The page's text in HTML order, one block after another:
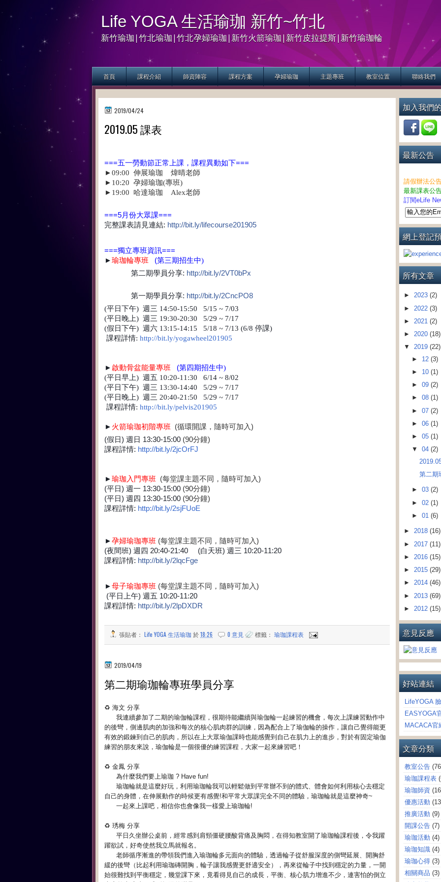
Life YOGA 生活瑜珈 新竹~竹北
新竹瑜珈|竹北瑜珈|竹北孕婦瑜珈|新竹火箭瑜珈|新竹皮拉提斯|新竹瑜珈輪
首頁 課程介紹 師資陣容 課程方案 孕婦瑜珈 主題專班 教室位置 聯絡我們
2019/04/24
2019.05 課表
===五一勞動節正常上課，課程異動如下===
►09:00 伸展瑜珈 煒晴老師
►10:20 孕婦瑜珈(專班)
►19:00 哈達瑜珈 Alex老師
===5月份大眾課===
完整課表請見連結: http://bit.ly/lifecourse201905
===獨立專班資訊===
►瑜珈輪專班 (第三期招生中)
第二期學員分享: http://bit.ly/2VT0bPx
第一期學員分享: http://bit.ly/2CncPO8
(平日下午) 週 三 14:50-15:50 5/15 ~ 7/03
(平日晚上) 週 三 19:30-20:30 5/29 ~ 7/17
(假日下午) 週六 13:15-14:15 5/18 ~ 7/13 (6/8 停課)
課程詳情: http://bit.ly/yogawheel201905
► 啟動骨盆能量專班 (第四期招生中)
(平日早上) 週五 10:20-11:30 6/14 ~ 8/02
(平日下午) 週 三 13:30-14:40 5/29 ~ 7/17
(平日晚上) 週 三 20:40-21:50 5/29 ~ 7/17
課程詳情: http://bit.ly/pelvis201905
► 火箭瑜珈初階專班 (循環開課，隨時可加入)
(假日) 週日 13:30-15:00 (90分鐘)
課程詳情: http://bit.ly/2jcOrFJ
►瑜珈入門專班 (每堂課主題不同 ，隨時可加入)
(平日) 週一 13:30-15:00 (90分鐘)
(平日) 週四 13:30-15:00 (90分鐘)
課程詳情: http://bit.ly/2sjFUoE
►孕婦瑜珈專班 (每堂課主題不同，隨時可加入)
(夜間班) 週四 20:40-21:40 (白天班) 週三 10:20-11:20
課程詳情: http://bit.ly/2lqcFge
►母子瑜珈專班 (每堂課主題不同，隨時可加入)
(平日上午) 週五 10:20-11:20
課程詳情: http://bit.ly/2lpDXDR
張貼者： Life YOGA 生活瑜珈 於18:26 0 意見 標籤：瑜珈課程表
2019/04/19
第二期瑜珈輪專班學員分享
♻️ 海文 分享
我連續參加了二期的瑜伽輪課程 ， 很期待能繼續與瑜伽輪一起練習的機會 ， 每次上課練習動作中
的後彎 ， 側邊肌肉的加強和每次的核心肌肉群的訓練 ， 因為配合上了瑜伽輪的操作 ， 讓自己覺得能更
有效的鍛鍊到自己的肌肉 ， 所以在上大眾瑜伽課時也能感覺到自己在肌力上的進步 ， 對於有固定瑜伽
練習的朋友來說 ， 瑜伽輪是一個很優的練習課程 ， 大家一起來練習吧！
♻️ 金鳳 分享
為什麼我們要上瑜珈 ? Have fun!
瑜珈輪就是這麼好玩， 利用瑜珈輪我可以輕鬆做到平常辦不到的體式、 體會如何利用核心去穩定
自己的身體，在伸展動作的時候更有感覺!和平常大眾課完全不同的體驗，瑜珈輪就是這麼神奇~
一起來上課吧，相信你也會像我一樣愛上瑜珈輪!
♻️ 琇梅 分享
平日久坐辦公桌前，經常感到肩頸僵硬腰酸背痛及胸悶， 在得知教室開了瑜珈輪課程後，令我躍
躍欲試， 好奇使然我立馬就報名。
老師循序漸進的帶領我們進入瑜珈輪多元面向的體驗， 透過輪子從舒服深度的側彎延展、開胸舒
緩的後彎（ 比起利用瑜珈磚開胸，輪子讓我感覺更舒適安全）， 再來從輪子中找到穩定的力量，一開
始很難找到平衡穩定， 幾堂課下來，竟看得見自己的成長，平衡、核心肌力增進不少， 連害怕的倒立
加入我們
最新公告
請假辦法公
最新課表公
訂閱eLife
網上登記
所有文章
► 2023 (2)
► 2022 (3)
► 2021 (2)
► 2020 (18)
▼ 2019 (22)
► 12 (3)
► 10 (1)
► 09 (2)
► 08 (1)
► 07 (2)
► 06 (1)
► 05 (1)
▼ 04 (2)
第二期
► 03 (2)
► 02 (1)
► 01 (6)
► 2018 (16)
► 2017 (11)
► 2016 (15)
► 2015 (29)
► 2014 (46)
► 2013 (69)
► 2012 (15)
意見反應
好站連結
LifeYOGA
EASYOGA
MACACA官
文章分類
教室公告
瑜珈課程表
瑜珈師資
優惠活動
推廣活動 (9)
開課公告 (7)
瑜珈活動 (4)
瑜珈知識 (4)
瑜珈心得 (3)
相關商品 (3)